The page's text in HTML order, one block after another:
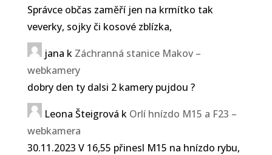
Správce občas zaměří jen na krmítko tak
veverky, sojky či kosové zblízka,
jana k Záchranná stanice Makov –
webkamery
dobry den ty dalsi 2 kamery pujdou ?
Leona Šteigrová k Orlí hnízdo M15 a F23 –
webkamera
30.11.2023 V 16,55 přinesl M15 na hnízdo rybu,